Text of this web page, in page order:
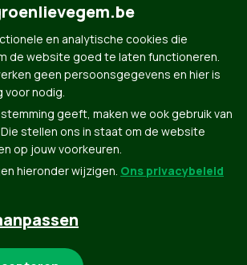
en analytische cookies die
de website goed te laten functioneren.
geen persoonsgegevens en hier is
nodig.
geeft, maken we ook gebruik van
stellen ons in staat om de website
op jouw voorkeuren.
hieronder wijzigen. Ons privacybeleid